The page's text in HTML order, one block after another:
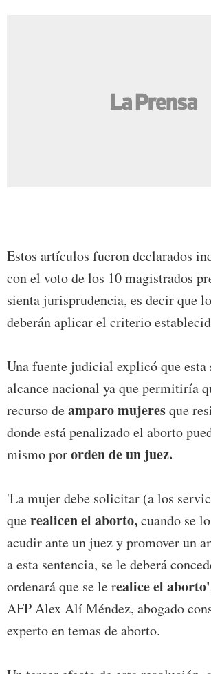
Estos artículos fueron declarados
con el voto de los 10 magistrados
sienta jurisprudencia, es decir que lo
deberán aplicar el criterio
Una fuente judicial explicó que esta
alcance nacional ya que permitiría
recurso deamparo mujeresque
donde está penalizado el aborto
mismo pororden de un juez.
'La mujer debe solicitar (a los
querealicen el aborto,cuando se
acudir ante un juez y promover un
a esta sentencia, se le deberá
ordenará que se le realice el aborto'
AFP Alex Alí Méndez, abogado
experto en temas de aborto.